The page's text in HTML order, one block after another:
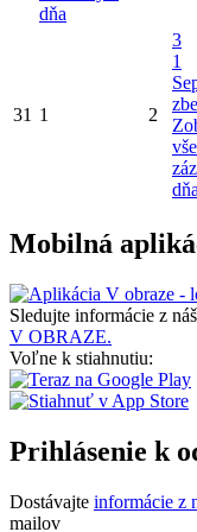
dňa
31 1 2
3
1
dňa
Mobilná
Sledujte informácie z
V OBRAZE.
Voľne k stiahnutiu:
Prihlásenie k
Dostávajte informácie z
mailov